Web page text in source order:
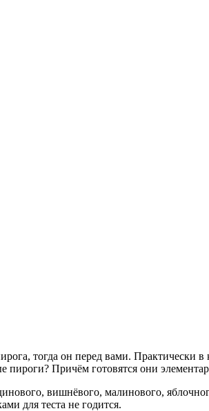
тогда он перед вами. Практически в
пироги? Причём готовятся они
вишнёвого, малинового,
для теста не годится.